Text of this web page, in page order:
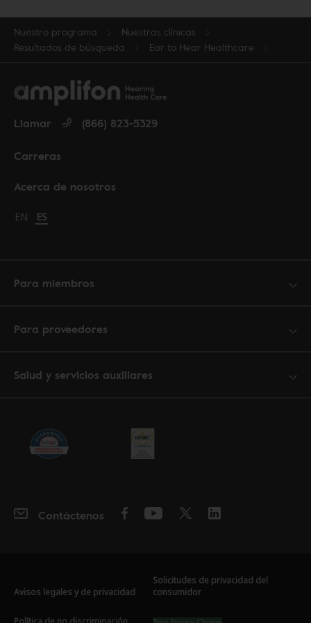
Nuestro programa
Nuestras clínicas
Resultados de búsqueda
Ear to Hear Healthcare
Acerca de nosotros
Carreras
Llamar (866) 823-5329
Change language to English
EN Cambiar idioma a español
ES
Para miembros
Para proveedores
Salud y servicios auxiliares
Contáctenos
Avisos legales y de privacidad
Solicitudes de privacidad del
consumidor